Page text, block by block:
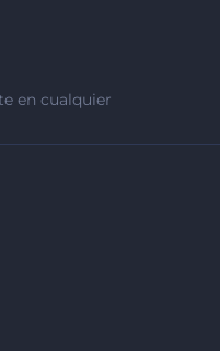
en cualquier